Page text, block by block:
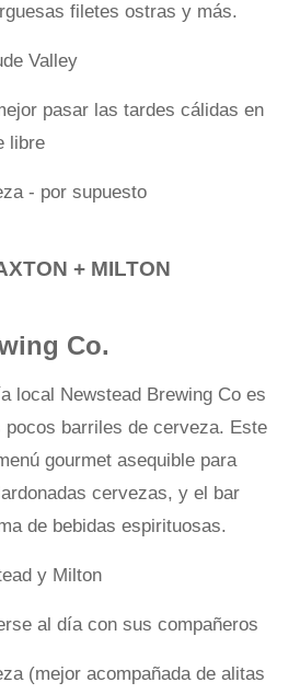
filetes ostras y más.
Valley
pasar las tardes cálidas en
libre
- por supuesto
+ MILTON
Co.
local Newstead Brewing Co es
pocos barriles de cerveza. Este
gourmet asequible para
cervezas, y el bar
de bebidas espirituosas.
y Milton
al día con sus compañeros
(mejor acompañada de alitas